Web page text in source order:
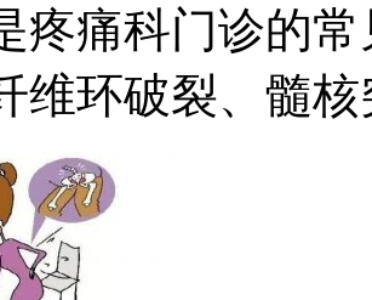
疼痛科门诊的
维环破裂、髓核